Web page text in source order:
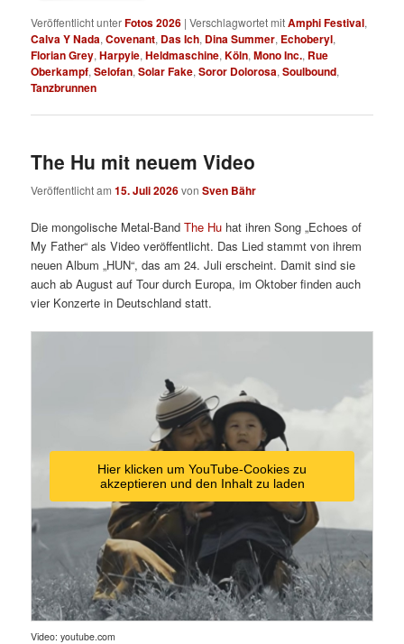
Veröffentlicht unterFotos 2026 |Verschlagwortet mitAmphi Festival,
Calva Y Nada,Covenant, Das Ich, Dina Summer, Echoberyl,
Florian Grey,Harpyie,Heldmaschine,Köln,Mono Inc., Rue
Oberkampf,Selofan,Solar Fake,Soror Dolorosa,Soulbound,
Tanzbrunnen
The Hu mit neuem Video
Veröffentlicht am15. Juli 2026vonSven Bähr
Die mongolische Metal-BandThe Hu hat ihren Song „Echoes of
My Father“ als Video veröffentlicht. Das Lied stammt von ihrem
neuen Album „HUN“, das am 24. Juli erscheint. Damit sind sie
auch ab August auf Tour durch Europa, im Oktober finden auch
vier Konzerte in Deutschland statt.
Hier klicken um YouTube-Cookies zu
akzeptieren und den Inhalt zu laden
Video: youtube.com